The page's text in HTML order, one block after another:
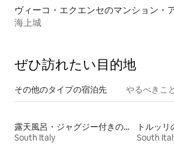
ヴィーコ・エクエンセのマンション・
海上城
ぜひ訪⁠れ⁠た⁠い目⁠的⁠地
その他のタ⁠イ⁠プ⁠の宿⁠泊⁠先 やるべきこと
露天風呂・ジャグジー付きの宿泊施設
South Italy
トルッ
South